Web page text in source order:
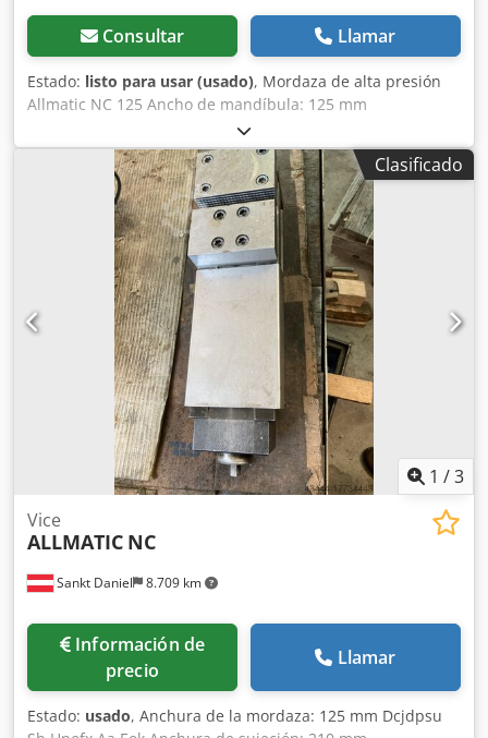
Consultar Llamar
Estado: listo para usar (usado), Mordaza de alta presión
Allmatic NC 125 Ancho de mandíbula: 125 mm
Envergadura: 214 mm con placa base para trabajos
verticales. Longitud total sin placa base: 450 mm Longitud
total con placa base: 505 mm Altura: 145 mm Le invitamos
a venir a visitarnos. Estaremos encantados de organizar un
envío rentable para usted. organizar Recibirá una factura
correcta. También se podrá emitir factura neta para
clientes extranjeros. Se requiere un número de
identificación de IVA válido. Sujeto a venta previa. Visita
nuestra tienda y descubre nuestras otras ofertas. Los
nombres de empresas y marcas comerciales mencionadas
son propiedad de sus dueños y se utilizan únicamente
para identificar y describir los productos. Dedpfx Aowc At
Esa Eeck Pueden producirse desviaciones de los datos
técnicos y errores en la descripción del artículo.
Reservados todos los derechos.
Clasificado
1 /3
Sankt Daniel 8.709 km
Vice
ALLMATIC NC
Información de
precio
Llamar
Estado: usado, Anchura de la mordaza: 125 mm Dcjdpsu